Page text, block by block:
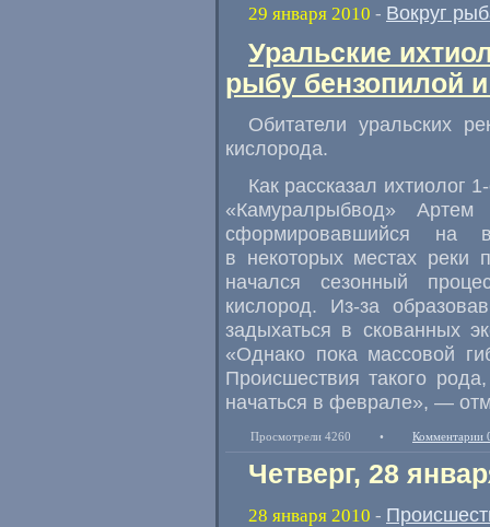
29 января 2010 - Вокруг
Уральские
рыбу бензопилой
Обитатели уральских
кислорода.
Как рассказал ихтиолог
«Камуралрыбвод»
сформировавшийся на
в некоторых местах реки
начался сезонный
кислород. Из-за
задыхаться в скованных
«Однако пока массовой
Происшествия такого
начаться в феврале», —
Просмотрели 4260 • Комментарии
Четверг, 28
28 января 2010 -